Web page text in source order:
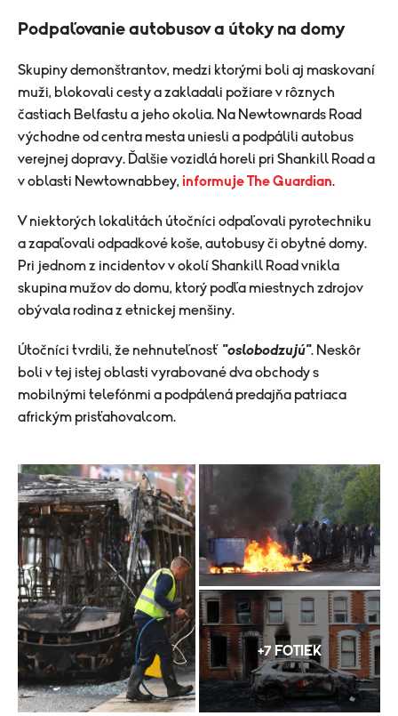
Podpaľovanie autobusov a útoky na domy
Skupiny demonštrantov, medzi ktorými boli aj maskovaní
muži, blokovali cesty a zakladali požiare v rôznych
častiach Belfastu a jeho okolia. Na Newtownards Road
východne od centra mesta uniesli a podpálili autobus
verejnej dopravy. Ďalšie vozidlá horeli pri Shankill Road a
v oblasti Newtownabbey, informuje The Guardian.
V niektorých lokalitách útočníci odpaľovali pyrotechniku
a zapaľovali odpadkové koše, autobusy či obytné domy.
Pri jednom z incidentov v okolí Shankill Road vnikla
skupina mužov do domu, ktorý podľa miestnych zdrojov
obývala rodina z etnickej menšiny.
Útočníci tvrdili, že nehnuteľnosť "oslobodzujú". Neskôr
boli v tej istej oblasti vyrabované dva obchody s
mobilnými telefónmi a podpálená predajňa patriaca
africkým prisťahovalcom.
+7 FOTIEK